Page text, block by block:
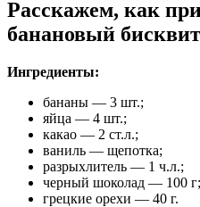
Расскажем, как
банановый бисквит
Ингредиенты:
бананы — 3 шт.;
яйца — 4 шт.;
какао — 2 ст.л.;
ваниль — щепотка;
разрыхлитель — 1 ч.л.;
черный шоколад — 100 г;
грецкие орехи — 40 г.